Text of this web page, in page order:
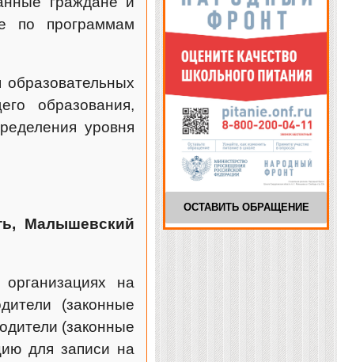
по программам
образовательных
образования,
уровня
Малышевский
на
(законные
(законные
для записи на
ОСТАВИТЬ ОБРАЩЕНИЕ